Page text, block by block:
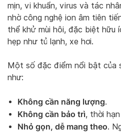
mịn, vi khuẩn, virus và tác
nhờ công nghệ ion âm tiên
thể khử mùi hôi, đặc biệt hữu
hẹp như tủ lạnh, xe hơi.
Một số đặc điểm nổi bật của
như:
Không cần năng lượng.
Không cần bảo trì, thời
Nhỏ gọn, dễ mang theo.